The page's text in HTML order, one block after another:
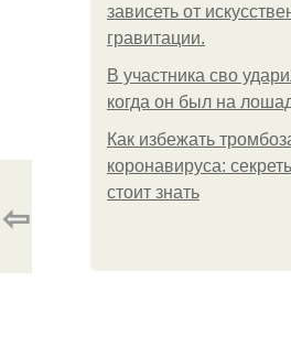
зависеть от
гравитации.
В участника сво
когда он был на
Как избежать
коронавируса:
стоит знать
⇦